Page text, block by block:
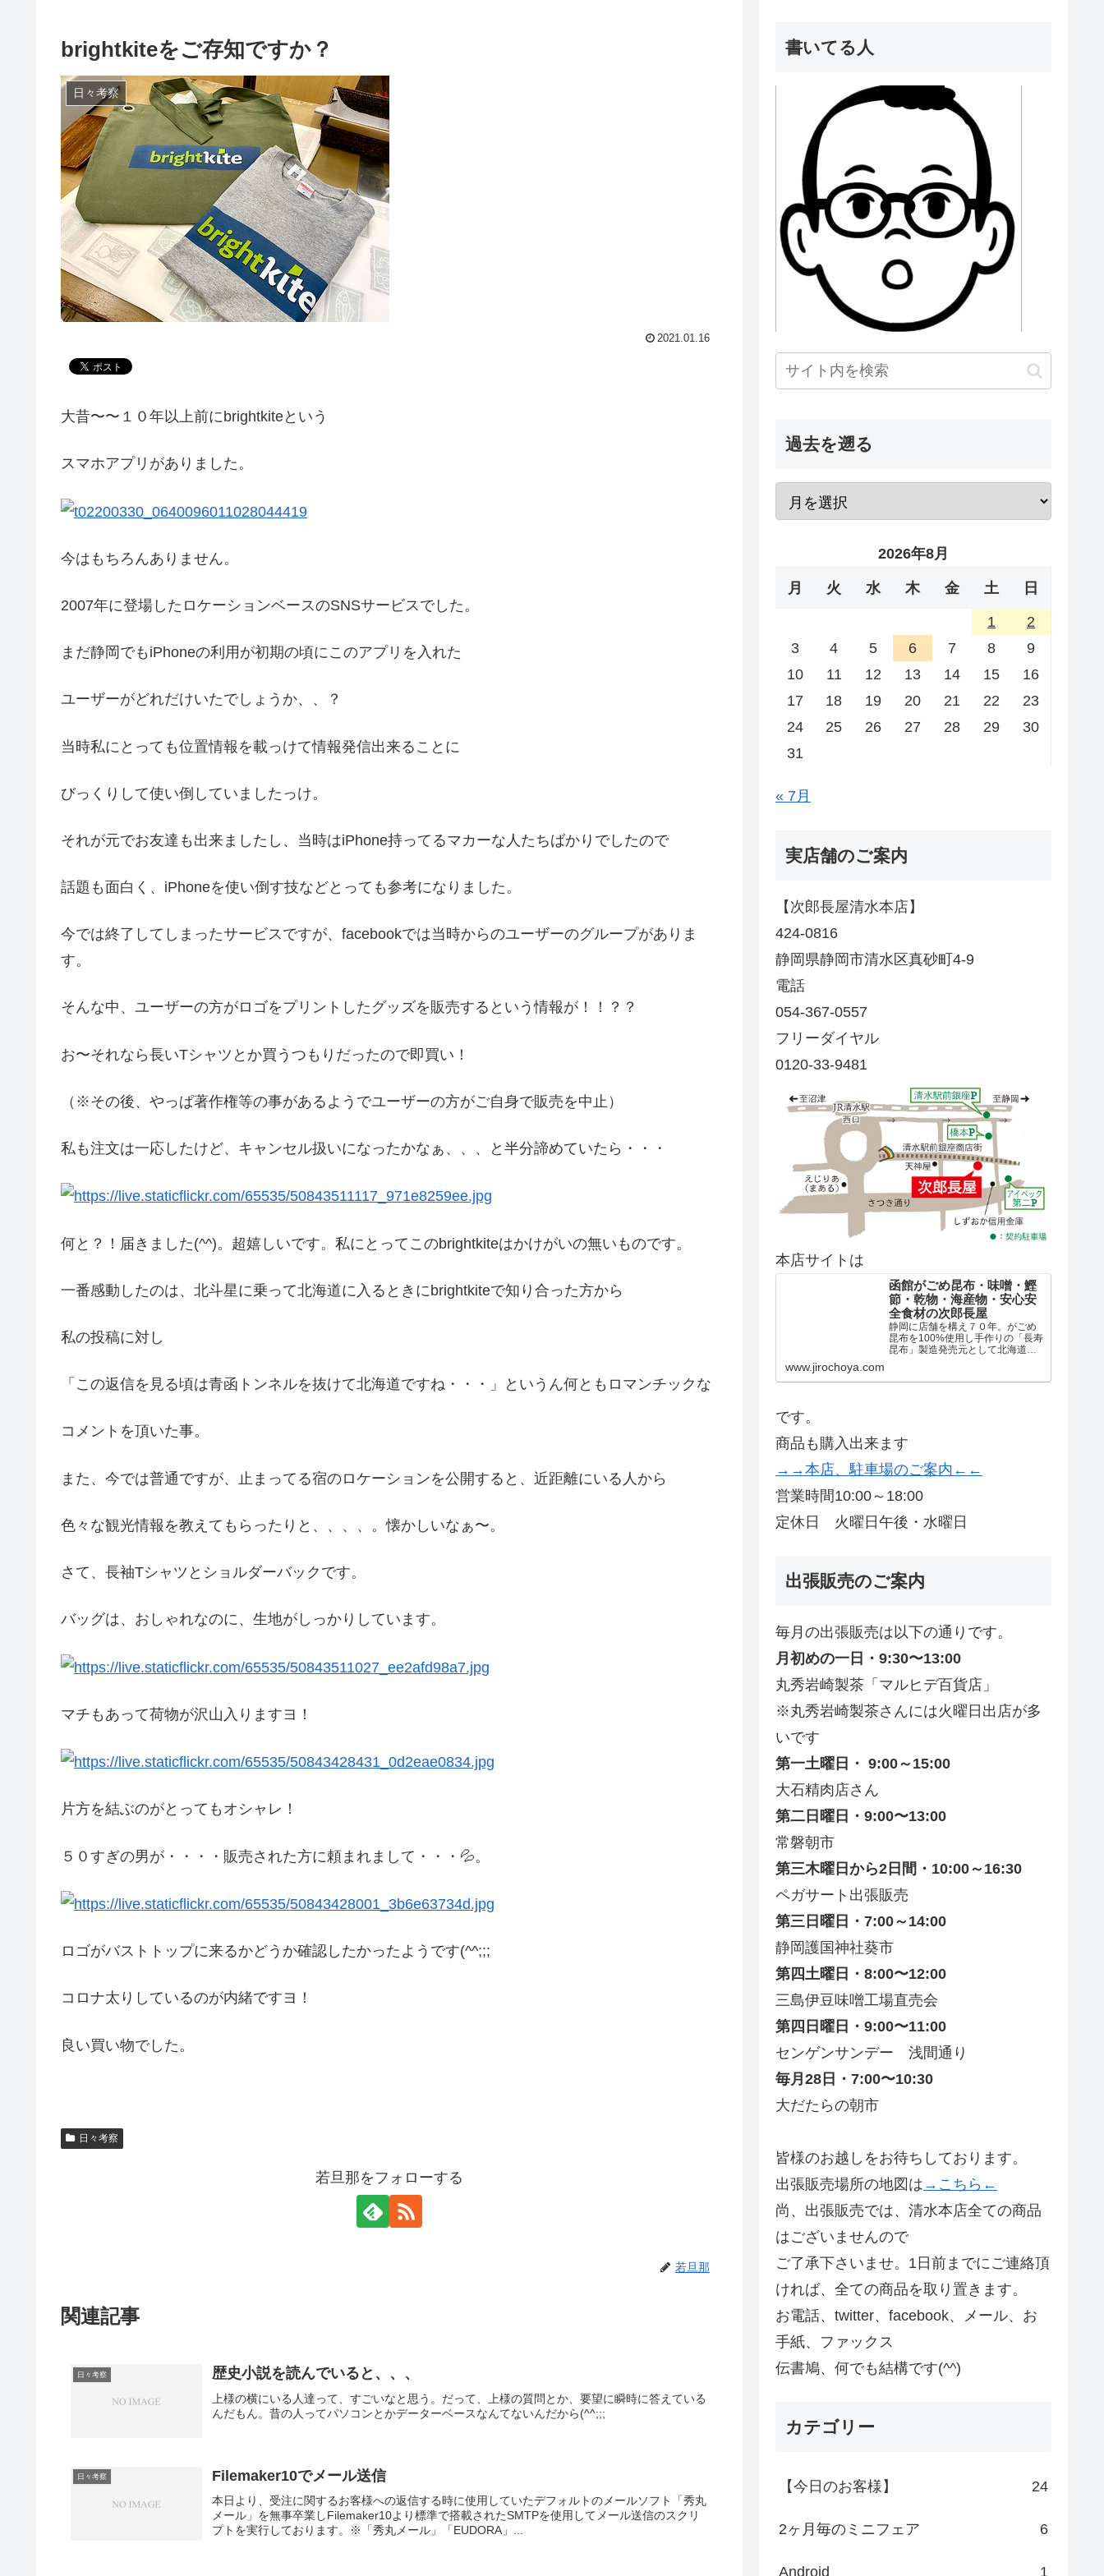
brightkiteをご存知ですか？
日々考察
2021.01.16
大昔〜〜１０年以上前にbrightkiteという
スマホアプリがありました。
今はもちろんありません。
2007年に登場したロケーションベースのSNSサービスでした。
まだ静岡でもiPhoneの利用が初期の頃にこのアプリを入れた
ユーザーがどれだけいたでしょうか、、？
当時私にとっても位置情報を載っけて情報発信出来ることに
びっくりして使い倒していましたっけ。
それが元でお友達も出来ましたし、当時はiPhone持ってるマカーな人たちばかりでしたので
話題も面白く、iPhoneを使い倒す技などとっても参考になりました。
今では終了してしまったサービスですが、facebookでは当時からのユーザーのグループがありま
す。
そんな中、ユーザーの方がロゴをプリントしたグッズを販売するという情報が！！？？
お〜それなら長いTシャツとか買うつもりだったので即買い！
（※その後、やっぱ著作権等の事があるようでユーザーの方がご自身で販売を中止）
私も注文は一応したけど、キャンセル扱いになったかなぁ、、、と半分諦めていたら・・・
何と？！届きました(^^)。超嬉しいです。私にとってこのbrightkiteはかけがいの無いものです。
一番感動したのは、北斗星に乗って北海道に入るときにbrightkiteで知り合った方から
私の投稿に対し
「この返信を見る頃は青函トンネルを抜けて北海道ですね・・・」というん何ともロマンチックな
コメントを頂いた事。
また、今では普通ですが、止まってる宿のロケーションを公開すると、近距離にいる人から
色々な観光情報を教えてもらったりと、、、、。懐かしいなぁ〜。
さて、長袖Tシャツとショルダーバックです。
バッグは、おしゃれなのに、生地がしっかりしています。
マチもあって荷物が沢山入りますヨ！
片方を結ぶのがとってもオシャレ！
５０すぎの男が・・・・販売された方に頼まれまして・・・💦。
ロゴがバストトップに来るかどうか確認したかったようです(^^;;;
コロナ太りしているのが内緒ですヨ！
良い買い物でした。
日々考察
若旦那をフォローする
若旦那
関連記事
日々考察 歴史小説を読んでいると、、、
上様の横にいる人達って、すごいなと思う。だって、上様の質問とか、要望に瞬時に答えている
んだもん。昔の人ってパソコンとかデーターベースなんてないんだから(^^;;;
日々考察 Filemaker10でメール送信
本日より、受注に関するお客様への返信する時に使用していたデフォルトのメールソフト「秀丸
メール」を無事卒業しFilemaker10より標準で搭載されたSMTPを使用してメール送信のスクリ
プトを実行しております。※「秀丸メール」「EUDORA」...
書いてる人
過去を遡る
2026年8月
月 火 水 木 金 土 日
1
2
3
4 5 6 7 8
9
10
11 12 13 14 15
16
17
18 19 20 21 22
23
24
25 26 27 28 29
30
31
« 7月
実店舗のご案内
【次郎長屋清水本店】
424-0816
静岡県静岡市清水区真砂町4-9
電話
054-367-0557
フリーダイヤル
0120-33-9481
本店サイトは
函館がごめ昆布・味噌・鰹
節・乾物・海産物・安心安
全食材の次郎長屋
静岡に店舗を構え７０年。がごめ
昆布を100%使用し手作りの「長寿
昆布」製造発売元として北海道の
とより、全国の乾物や美味しいも
www.jirochoya.com
です。
商品も購入出来ます
→→本店、駐車場のご案内←←
営業時間10:00～18:00
定休日 火曜日午後・水曜日
出張販売のご案内
毎月の出張販売は以下の通りです。
月初めの一日・9:30〜13:00
丸秀岩崎製茶「マルヒデ百貨店」
※丸秀岩崎製茶さんには火曜日出店が多
いです
第一土曜日・ 9:00～15:00
大石精肉店さん
第二日曜日・9:00〜13:00
常磐朝市
第三木曜日から2日間・10:00～16:30
ペガサート出張販売
第三日曜日・7:00～14:00
静岡護国神社葵市
第四土曜日・8:00〜12:00
三島伊豆味噌工場直売会
第四日曜日・9:00〜11:00
センゲンサンデー 浅間通り
毎月28日・7:00〜10:30
大だたらの朝市
皆様のお越しをお待ちしております。
出張販売場所の地図は →こちら←
尚、出張販売では、清水本店全ての商品
はございませんので
ご了承下さいませ。1日前までにご連絡頂
ければ、全ての商品を取り置きます。
お電話、twitter、facebook、メール、お
手紙、ファックス
伝書鳩、何でも結構です(^^)
カテゴリー
【今日のお客様】 24
2ヶ月毎のミニフェア 6
Android 1